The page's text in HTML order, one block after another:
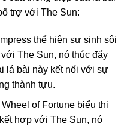
trợ với The Sun:
thể hiện sự sinh sôi
The Sun, nó thúc đẩy
lá bài này kết nối với sự
thành tựu.
of Fortune biểu thị
hợp với The Sun, nó